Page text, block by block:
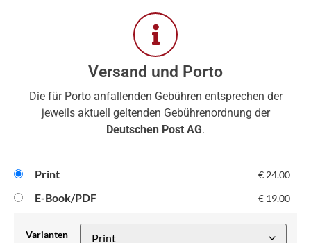
Versand und Porto
Die für Porto anfallenden Gebühren entsprechen der
jeweils aktuell geltenden Gebührenordnung der
Deutschen Post AG.
Print €24.00
E-Book/PDF € 19.00
Varianten